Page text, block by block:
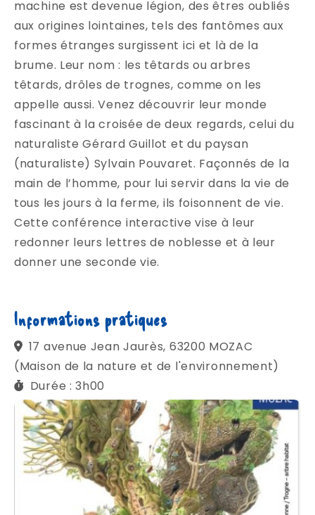
machine est devenue légion, des êtres oubliés
aux origines lointaines, tels des fantômes aux
formes étranges surgissent ici et là de la
brume. Leur nom : les têtards ou arbres
têtards, drôles de trognes, comme on les
appelle aussi. Venez découvrir leur monde
fascinant à la croisée de deux regards, celui du
naturaliste Gérard Guillot et du paysan
(naturaliste) Sylvain Pouvaret. Façonnés de la
main de l’homme, pour lui servir dans la vie de
tous les jours à la ferme, ils foisonnent de vie.
Cette conférence interactive vise à leur
redonner leurs lettres de noblesse et à leur
donner une seconde vie.
Informations pratiques
17 avenue Jean Jaurès, 63200 MOZAC
(Maison de la nature et de l'environnement)
Durée : 3h00